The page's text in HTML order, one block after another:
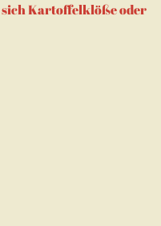
sich Kartoffelklöße oder